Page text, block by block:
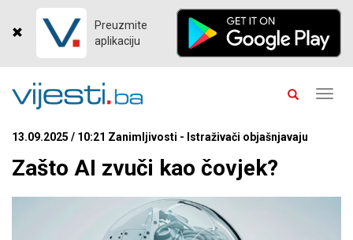
Preuzmite
aplikaciju
13.09.2025 / 10:21 Zanimljivosti - Istraživači objašnjavaju
Zašto AI zvuči kao čovjek?